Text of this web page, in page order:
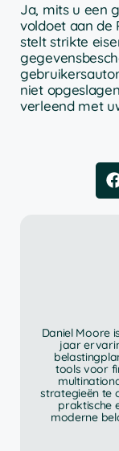
Ja, mits u een
voldoet aan de
stelt strikte
niet
verleend met
Daniel Moore
jaar
tools voor
strategieën te
praktische
moderne